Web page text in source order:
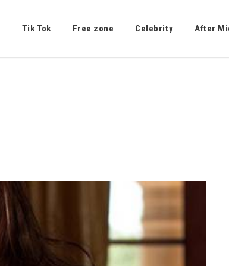
Tik Tok Free zone Celebrity After